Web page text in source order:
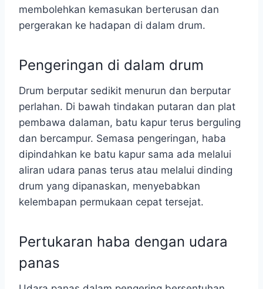
membolehkan kemasukan berterusan dan
pergerakan ke hadapan di dalam drum.
Pengeringan di dalam drum
Drum berputar sedikit menurun dan berputar
perlahan. Di bawah tindakan putaran dan plat
pembawa dalaman, batu kapur terus berguling
dan bercampur. Semasa pengeringan, haba
dipindahkan ke batu kapur sama ada melalui
aliran udara panas terus atau melalui dinding
drum yang dipanaskan, menyebabkan
kelembapan permukaan cepat tersejat.
Pertukaran haba dengan udara
panas